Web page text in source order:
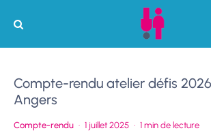
Compte-rendu atelier défis
Angers
Compte-rendu · 1 juillet 2025 · 1 min de lecture